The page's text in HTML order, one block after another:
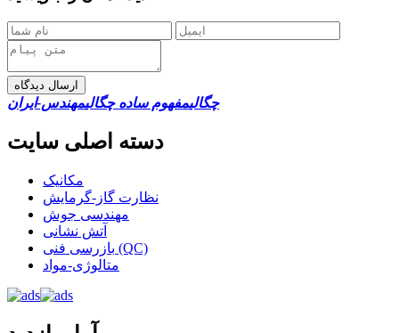
ارسال دیدگاه
چگالیمفهوم ساده چگالیمهندس-ایران
دسته اصلی سایت
مکانیک
نظارت گاز-گرمایش
مهندسی جوش
آتش نشانی
بازرسی فنی (QC)
متالوژی-مواد